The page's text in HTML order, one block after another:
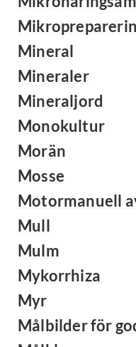
Mineral
Mineraler
Mineraljord
Monokultur
Morän
Mosse
Motormanuell
Mull
Mulm
Mykorrhiza
Myr
Målbilder för